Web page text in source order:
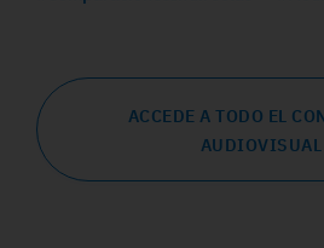
ACCEDE A TODO EL
AUDIOVISUAL